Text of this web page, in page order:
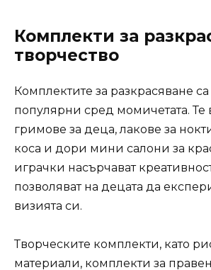
Комплекти за
творчество
Комплектите за разкрасяване
популярни сред момичетата. Те
гримове за деца, лакове за
коса и дори мини салони за
играчки насърчават
позволяват на децата да
визията си.
Творческите комплекти, като
материали, комплекти за